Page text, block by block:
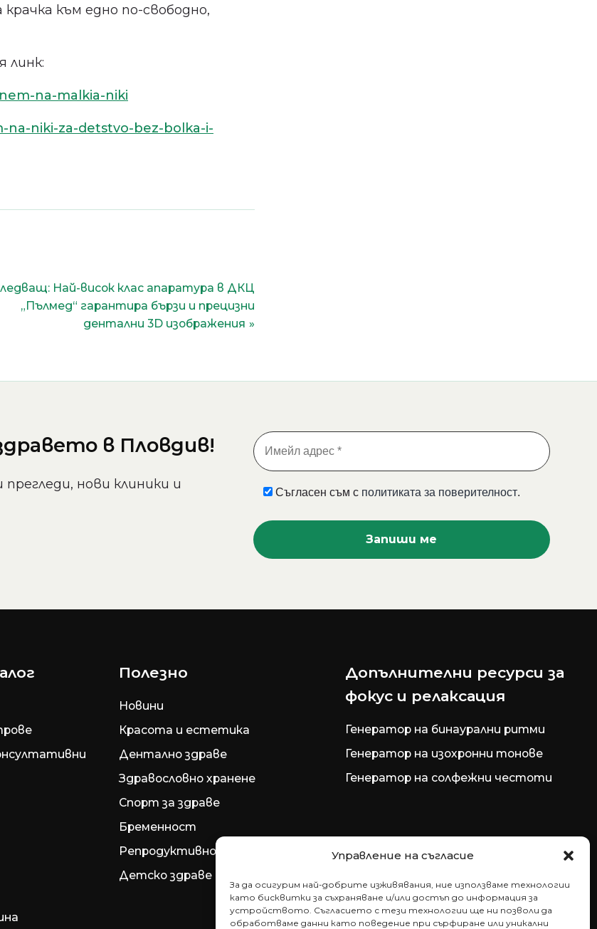
Управление на съгласие
За да осигурим най-добрите изживявания, ние използваме технологии
като бисквитки за съхраняване и/или достъп до информация за
устройството. Съгласието с тези технологии ще ни позволи да
обработваме данни като поведение при сърфиране или уникални
към едно по-свободно,
линк:
na-malkia-niki
niki-za-detstvo-bez-bolka-i-
Най-висок клас апаратура в ДКЦ
„Пълмед“ гарантира бързи и прецизни
дентални 3D изображения
в Пловдив!
нови клиники и
Съгласен съм с политиката за поверителност.
Полезно
Новини
Красота и естетика
Дентално здраве
Здравословно хранене
Спорт за здраве
Бременност
Репродуктивно здраве
Детско здраве
Допълнителни ресурси за
фокус и релаксация
Генератор на бинаурални ритми
Генератор на изохронни тонове
Генератор на солфежни честоти